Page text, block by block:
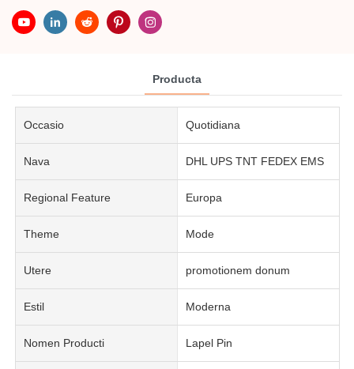
Producta
Occasio Quotidiana
Nava DHL UPS TNT FEDEX EMS
Regional Feature Europa
Theme Mode
Utere promotionem donum
Estil Moderna
Nomen Producti Lapel Pin